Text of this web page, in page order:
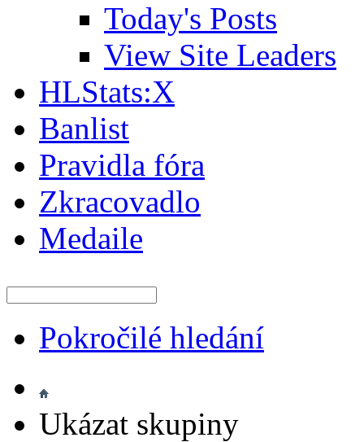
Today's Posts
View Site Leaders
HLStats:X
Banlist
Pravidla fóra
Zkracovadlo
Medaile
Pokročilé hledání
Ukázat skupiny